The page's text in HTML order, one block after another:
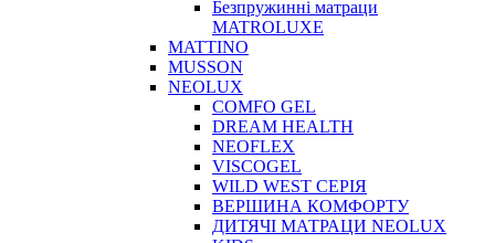
Безпружинні матраци
MATROLUXE
MATTINO
MUSSON
NEOLUX
COMFO GEL
DREAM HEALTH
NEOFLEX
VISCOGEL
WILD WEST СЕРІЯ
ВЕРШИНА КОМФОРТУ
ДИТЯЧІ МАТРАЦИ NEOLUX